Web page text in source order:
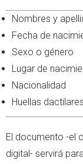
Nombres y
Fecha de
Sexo o género
Lugar de
Nacionalidad
Huellas
El documento -el
digital- servirá